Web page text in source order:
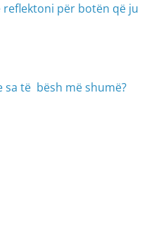
reflektoni për botën që ju
sa të bësh më shumë?